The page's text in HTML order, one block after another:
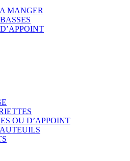
MANGER
OU D’APPOINT